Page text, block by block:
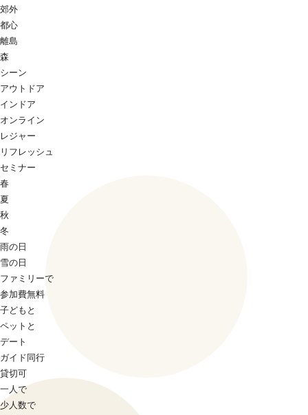
郊外
都心
離島
森
シーン
アウトドア
インドア
オンライン
レジャー
リフレッシュ
セミナー
春
夏
秋
冬
雨の日
雪の日
ファミリーで
参加費無料
子どもと
ペットと
デート
ガイド同行
貸切可
一人で
少人数で